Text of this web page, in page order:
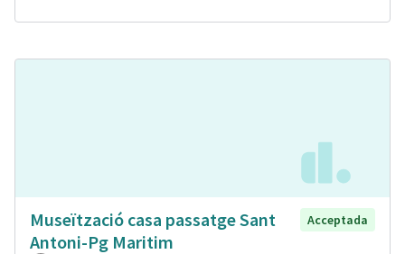
Museïtzació casa passatge Sant
Antoni-Pg Maritim
Acceptada